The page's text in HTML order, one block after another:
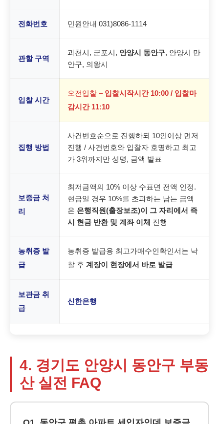
전화번호 민원안내 031)8086-1114
관할 구역
과천시, 군포시, 안양시 동안구, 안양시 만
안구, 의왕시
입찰 시간
오전입찰 – 입찰시작시간 10:00 / 입찰마
감시간 11:10
집행 방법
사건번호순으로 진행하되 10인이상 먼저
진행 / 사건번호와 입찰자 호명하고 최고
가 3위까지만 성명, 금액 발표
보증금 처
리
최저금액의 10% 이상 수표면 전액 인정.
현금일 경우 10%를 초과하는 남는 금액
은 은행직원(출장보조)이 그 자리에서 즉
시 현금 반환 및 계좌 이체 진행
농취증 발
급
농취증 발급용 최고가매수인확인서는 낙
찰 후 계장이 현장에서 바로 발급
보관금 취
급
신한은행
4. 경기도 안양시 동안구 부동
산 실전 FAQ